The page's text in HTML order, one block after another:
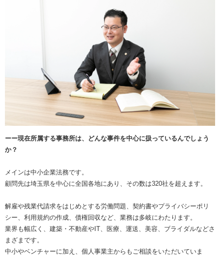
ーー現在所属する事務所は、どんな事件を中心に扱っているんでしょう
か？
メインは中小企業法務です。
顧問先は埼玉県を中心に全国各地にあり、その数は320社を超えます。
解雇や残業代請求をはじめとする労働問題、契約書やプライバシーポリ
シー、利用規約の作成、債権回収など、業務は多岐にわたります。
業界も幅広く、建築・不動産やIT、医療、運送、美容、ブライダルなどさ
まざまです。
中小やベンチャーに加え、個人事業主からもご相談をいただいていま